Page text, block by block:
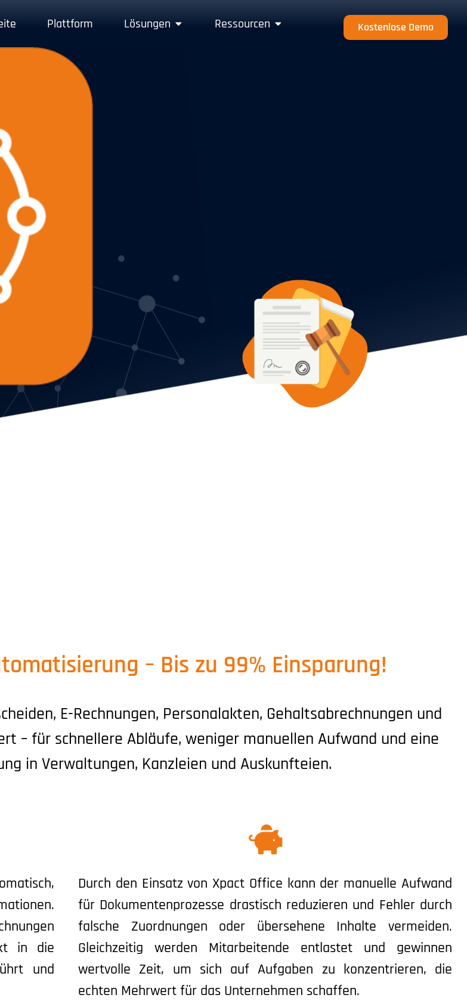
Plattform Lösungen Ressourcen UnternehmenKostenlose Demo
– Bis zu 99% Einsparung!
E-Rechnungen, Personalakten, Gehaltsabrechnungen und
– für schnellere Abläufe, weniger manuellen Aufwand und eine
in Verwaltungen, Kanzleien und Auskunfteien.
in die
und
Durch den Einsatz von Xpact Office kann der manuelle Aufwand
für Dokumentenprozesse drastisch reduzieren und Fehler durch
falsche Zuordnungen oder übersehene Inhalte vermeiden.
Gleichzeitig werden Mitarbeitende entlastet und gewinnen
wertvolle Zeit, um sich auf Aufgaben zu konzentrieren, die
echten Mehrwert für das Unternehmen schaffen.